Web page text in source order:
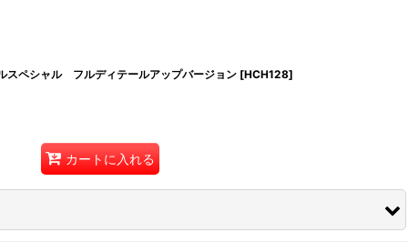
シャル フルディテールアップバージョン [HCH128]
カートに入れる